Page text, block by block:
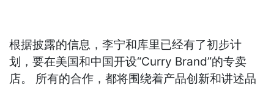
根据披露的信息，李宁和库里已经有了初步计
划，要在美国和中国开设“Curry Brand”的专卖
店。 所有的合作，都将围绕着产品创新和讲述品